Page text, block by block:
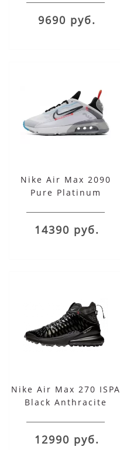
9690 руб.
Nike Air Max 2090
Pure Platinum
14390 руб.
Nike Air Max 270 ISPA
Black Anthracite
12990 руб.